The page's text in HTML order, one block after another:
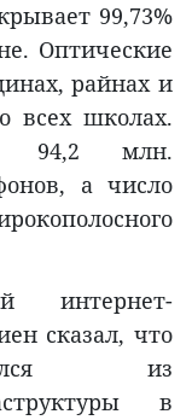
99,73%
Оптические
райнах и
всех школах.
94,2 млн.
а число
интернет-
сказал, что
из
в